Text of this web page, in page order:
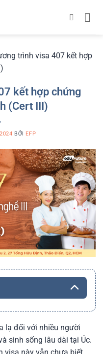
trình visa 407 kết hợp
kết hợp chứng
(Cert III)
BỞI EFP
lạ đối với nhiều người
sinh sống lâu dài tại Úc.
visa này vẫn chưa biết